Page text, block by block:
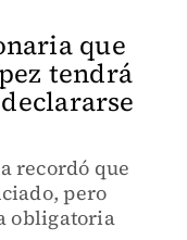
que
tendrá
recordó que
pero
obligatoria